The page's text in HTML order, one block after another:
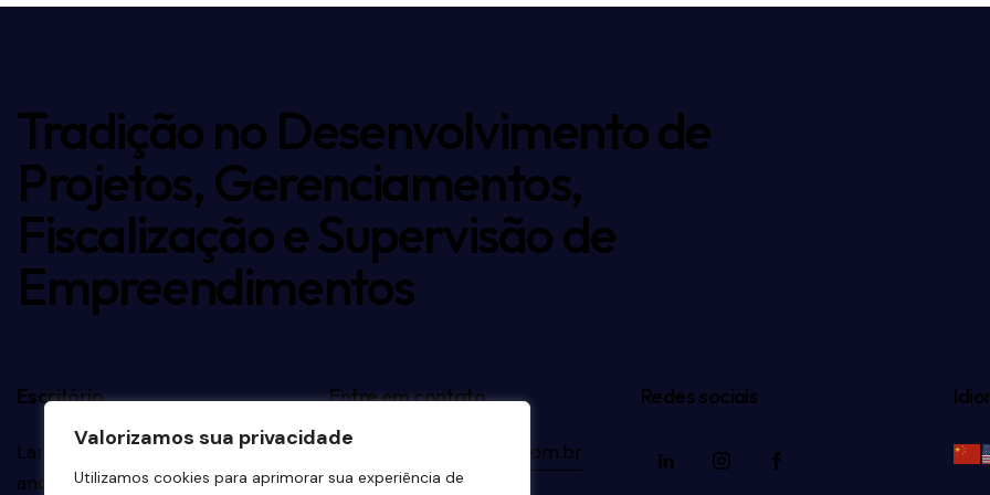
Valorizamos sua privacidade
Utilizamos cookies para aprimorar sua experiência de
Tradição no Desenvolvimento de
Projetos, Gerenciamentos,
Fiscalização e Supervisão de
Empreendimentos
Escritório
Largo do Arouche, 24 – 10º
andar – República
Entre em contato
contato@maubertec.com.br
Redes sociais